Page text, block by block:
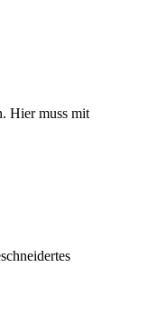
Hier muss mit